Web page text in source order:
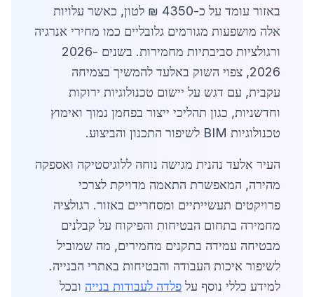
באזור עומד על כ-4350 ₪ לטון, כאשר עלויות
אלה מושפעות מגורמים גלובליים כמו מחירי אנרגיה
ורגולציות סביבתיות מחמירות. בשנים 2026-
2026, צפוי השוק באלעד להמשיך בצמיחה
עקבית, עם דגש על יישום טכנולוגיות ירוקות
וחדשניות, כגון תהליכי ייצור בפחמן נמוך ואימוץ
טכנולוגיות BIM לשיפור התכנון והביצוע.
העיר אלעד נהנית מגישה נוחה ללוגיסטיקה ואספקה
מהירה, המאפשרת התאמה מדויקת לצרכי
פרויקטים תעשייתיים ומסחריים באזור. רגולציה
מחמירה בתחום הבטיחות והפיקוח על קבלנים
מבטיחה עמידה בתקנים מחמירים, מה שמוביל
לשיפור איכות העבודה והבטיחות באתרי הבנייה.
למידע כללי נוסף על פלדה לעבודות בנייה ובכל